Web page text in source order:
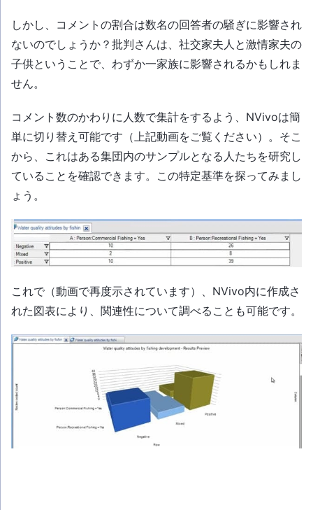
しかし、コメントの割合は数名の回答者の騒ぎに影響され
ないのでしょうか？批判さんは、社交家夫人と激情家夫の
子供ということで、わずか一家族に影響されるかもしれま
せん。
コメント数のかわりに人数で集計をするよう、NVivoは簡
単に切り替え可能です（上記動画をご覧ください）。そこ
から、これはある集団内のサンプルとなる人たちを研究し
ていることを確認できます。この特定基準を探ってみまし
ょう。
これで（動画で再度示されています）、NVivo内に作成さ
れた図表により、関連性について調べることも可能です。